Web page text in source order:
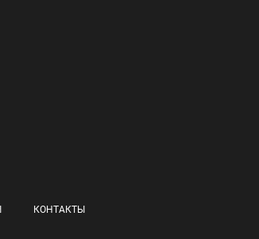
КОНТАКТЫ